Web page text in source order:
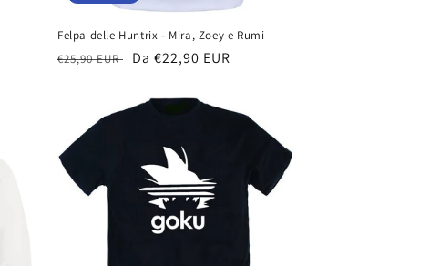
Felpa delle Huntrix - Mira, Zoey e Rumi
Prezzo
€25,90 EUR
Prezzo
Da €22,90 EUR